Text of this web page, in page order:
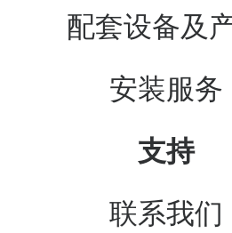
配套设备及
安装服务
支持
联系我们